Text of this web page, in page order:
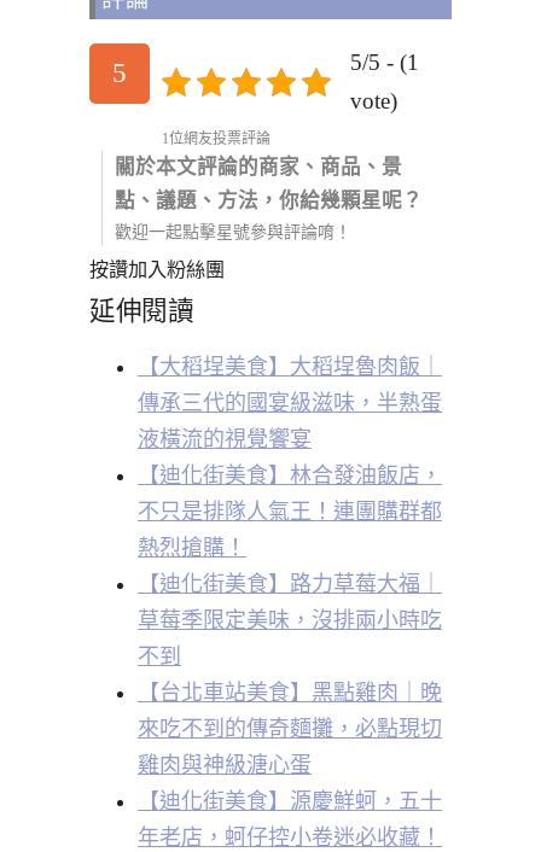
5
5/5 - (1
vote)
1位網友投票評論
關於本文評論的商家、商品、景
點、議題、方法，你給幾顆星呢？
歡迎一起點擊星號參與評論唷！
按讚加入粉絲團
延伸閱讀
【大稻埕美食】大稻埕魯肉飯｜
傳承三代的國宴級滋味，半熟蛋
液橫流的視覺饗宴
【迪化街美食】林合發油飯店，
不只是排隊人氣王！連團購群都
熱烈搶購！
【迪化街美食】路力草莓大福｜
草莓季限定美味，沒排兩小時吃
不到
【台北車站美食】黑點雞肉｜晚
來吃不到的傳奇麵攤，必點現切
雞肉與神級溏心蛋
【迪化街美食】源慶鮮蚵，五十
年老店，蚵仔控小卷迷必收藏！